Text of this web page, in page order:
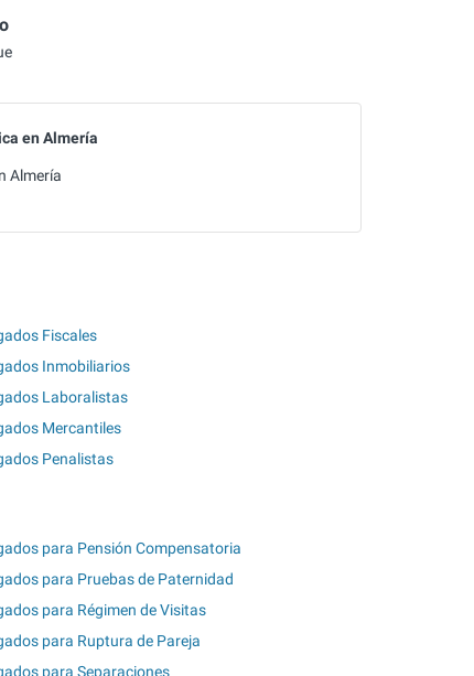
en Almería
Almería
Fiscales
Inmobiliarios
Laboralistas
Mercantiles
Penalistas
para Pensión Compensatoria
para Pruebas de Paternidad
para Régimen de Visitas
para Ruptura de Pareja
para Separaciones